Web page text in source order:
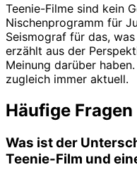
Teenie-Filme sind kein
Nischenprogramm für
Seismograf für das,
erzählt aus der
Meinung darüber
zugleich immer aktuell.
Häufige Fragen
Was ist der
Teenie-Film und